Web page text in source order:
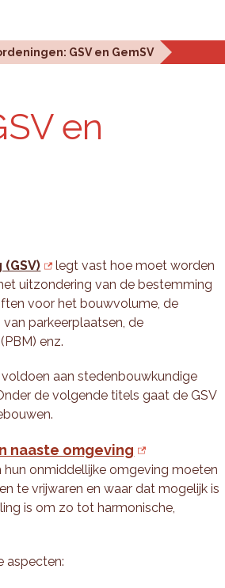
GSV en GemSV
en
legt vast hoe moet worden
uitzondering van de bestemming
voor het bouwvolume, de
parkeerplaatsen, de
enz.
aan stedenbouwkundige
de volgende titels gaat de GSV
naaste omgeving
onmiddellijke omgeving moeten
te vrijwaren en waar dat mogelijk is
is om zo tot harmonische,
aspecten: